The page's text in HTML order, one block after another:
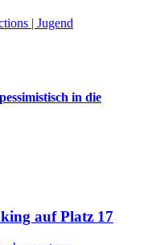
in die
auf Platz 17